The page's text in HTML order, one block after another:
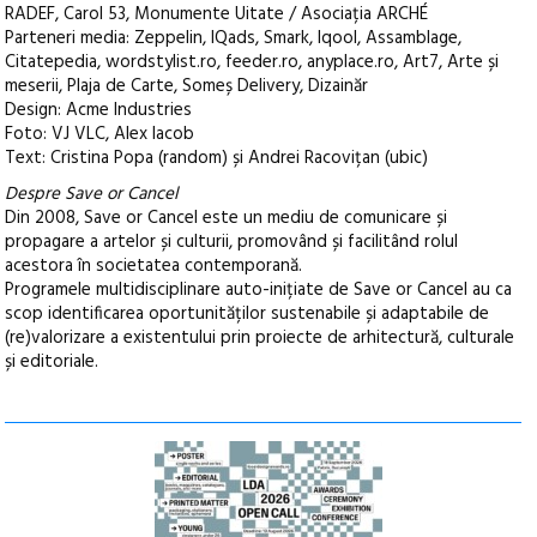
RADEF, Carol 53, Monumente Uitate / Asociația ARCHÉ
Parteneri media: Zeppelin, IQads, Smark, Iqool, Assamblage,
Citatepedia, wordstylist.ro, feeder.ro, anyplace.ro, Art7, Arte și
meserii, Plaja de Carte, Someș Delivery, Dizainăr
Design: Acme Industries
Foto: VJ VLC, Alex Iacob
Text: Cristina Popa (random) și Andrei Racovițan (ubic)
Despre Save or Cancel
Din 2008, Save or Cancel este un mediu de comunicare și
propagare a artelor și culturii, promovând și facilitând rolul
acestora în societatea contemporană.
Programele multidisciplinare auto-inițiate de Save or Cancel au ca
scop identificarea oportunităților sustenabile și adaptabile de
(re)valorizare a existentului prin proiecte de arhitectură, culturale
și editoriale.